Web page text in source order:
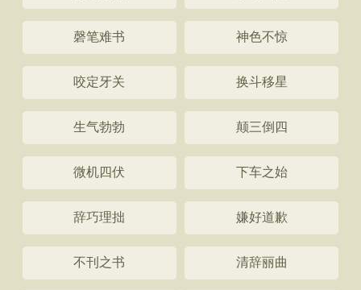
磬笔难书 神色不惊
咬定牙关 换斗移星
生气勃勃 颠三倒四
微机四伏 下车之始
辞巧理拙 嫌好道歉
不刊之书 清辞丽曲